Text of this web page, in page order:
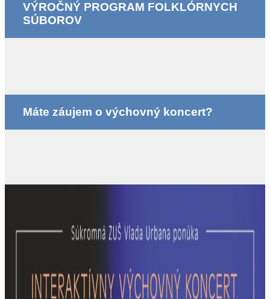
VÝROČNÝ PROGRAM FOLKLÓRNYCH
SÚBOROV
Máte záujem o výchovný koncert?